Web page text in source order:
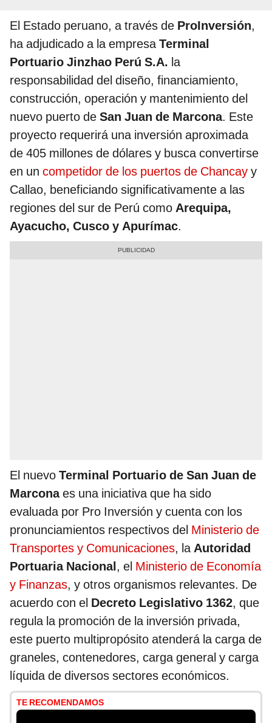
El Estado peruano, a través de ProInversión,
ha adjudicado a la empresaTerminal
Portuario Jinzhao Perú S.A. la
responsabilidad del diseño, financiamiento,
construcción, operación y mantenimiento del
nuevo puerto de San Juan de Marcona. Este
proyecto requerirá una inversión aproximada
de 405 millones de dólares y busca convertirse
en un competidor de los puertos de Chancay y
Callao, beneficiando significativamente a las
regiones del sur de Perú como Arequipa,
Ayacucho, Cusco y Apurímac.
El nuevo Terminal Portuario de San Juan de
Marconaes una iniciativa que ha sido
evaluada por Pro Inversión y cuenta con los
pronunciamientos respectivos del Ministerio de
Transportes y Comunicaciones, laAutoridad
Portuaria Nacional, el Ministerio de Economía
y Finanzas, y otros organismos relevantes. De
acuerdo con el Decreto Legislativo 1362, que
regula la promoción de la inversión privada,
este puerto multipropósito atenderá la carga de
graneles, contenedores, carga general y carga
líquida de diversos sectores económicos.
TE RECOMENDAMOS